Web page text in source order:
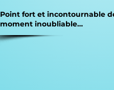
Point fort et incontournable
moment inoubliable…